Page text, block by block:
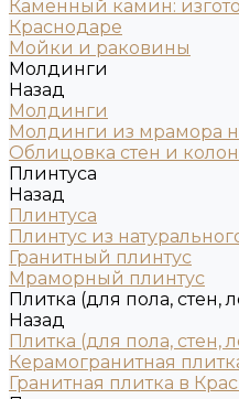
Каменный камин:
Краснодаре
Мойки и раковины
Молдинги
Назад
Молдинги
Молдинги из мрамора
Облицовка стен и
Плинтуса
Назад
Плинтуса
Плинтус из
Гранитный плинтус
Мраморный плинтус
Плитка (для пола, стен,
Назад
Плитка (для пола, стен,
Керамогранитная
Гранитная плитка в